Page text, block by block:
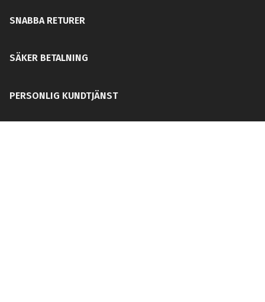
SNABBA RETURER
SÄKER BETALNING
PERSONLIG KUNDTJÄNST